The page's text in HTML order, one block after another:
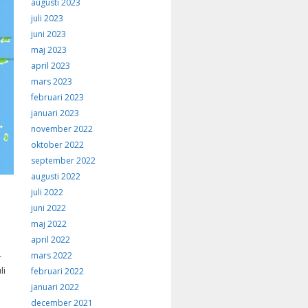
augusti 2023
juli 2023
juni 2023
maj 2023
april 2023
mars 2023
februari 2023
januari 2023
november 2022
oktober 2022
september 2022
augusti 2022
juli 2022
juni 2022
maj 2022
april 2022
mars 2022
februari 2022
januari 2022
december 2021